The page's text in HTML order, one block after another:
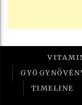
TIMELINE